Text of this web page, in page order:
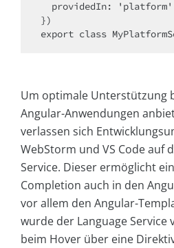
})
export class
Um optimale Unterstützung
Angular-Anwendungen
verlassen sich
WebStorm und VS Code auf
Service. Dieser ermöglicht
Completion auch in den
vor allem den Angular-
wurde der Language Service
beim Hover über eine